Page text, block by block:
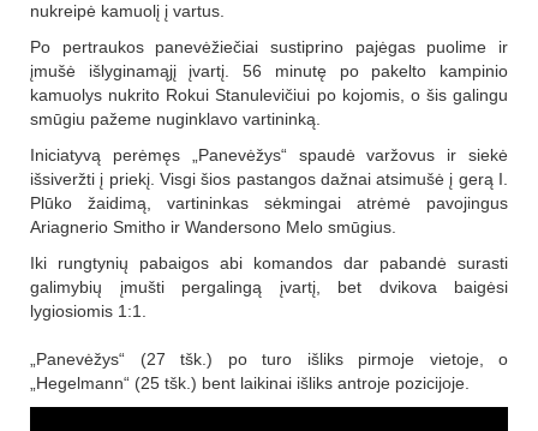
nukreipė kamuolį į vartus.
Po pertraukos panevėžiečiai sustiprino pajėgas puolime ir
įmušė išlyginamąjį įvartį. 56 minutę po pakelto kampinio
kamuolys nukrito Rokui Stanulevičiui po kojomis, o šis galingu
smūgiu pažeme nuginklavo vartininką.
Iniciatyvą perėmęs „Panevėžys“ spaudė varžovus ir siekė
išsiveržti į priekį. Visgi šios pastangos dažnai atsimušė į gerą I.
Plūko žaidimą, vartininkas sėkmingai atrėmė pavojingus
Ariagnerio Smitho ir Wandersono Melo smūgius.
Iki rungtynių pabaigos abi komandos dar pabandė surasti
galimybių įmušti pergalingą įvartį, bet dvikova baigėsi
lygiosiomis 1:1.
„Panevėžys“ (27 tšk.) po turo išliks pirmoje vietoje, o
„Hegelmann“ (25 tšk.) bent laikinai išliks antroje pozicijoje.